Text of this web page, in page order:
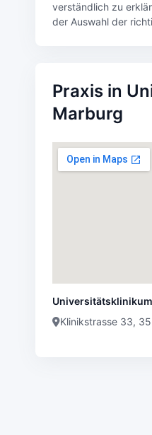
verständlich zu
der Auswahl der
Praxis in
Marburg
Klinikstrasse 33,